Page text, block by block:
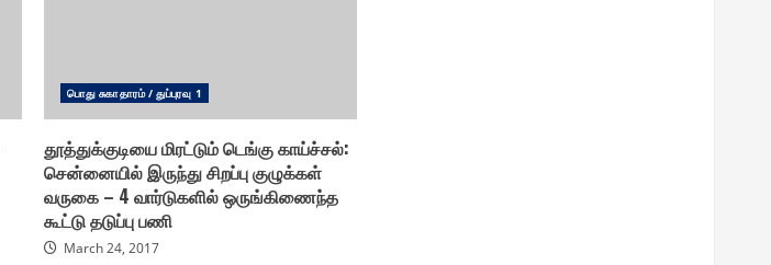
பொது சுகாதாரம் / துப்புரவு 1
தூத்துக்குடியை மிரட்டும் டெங்கு காய்ச்சல் :
சென்னையில் இருந்து சிறப்பு குழுக்கள்
வருகை – 4 வார்டுகளில் ஒருங்கிணைந்த
கூட்டு தடுப்பு பணி
March 24, 2017